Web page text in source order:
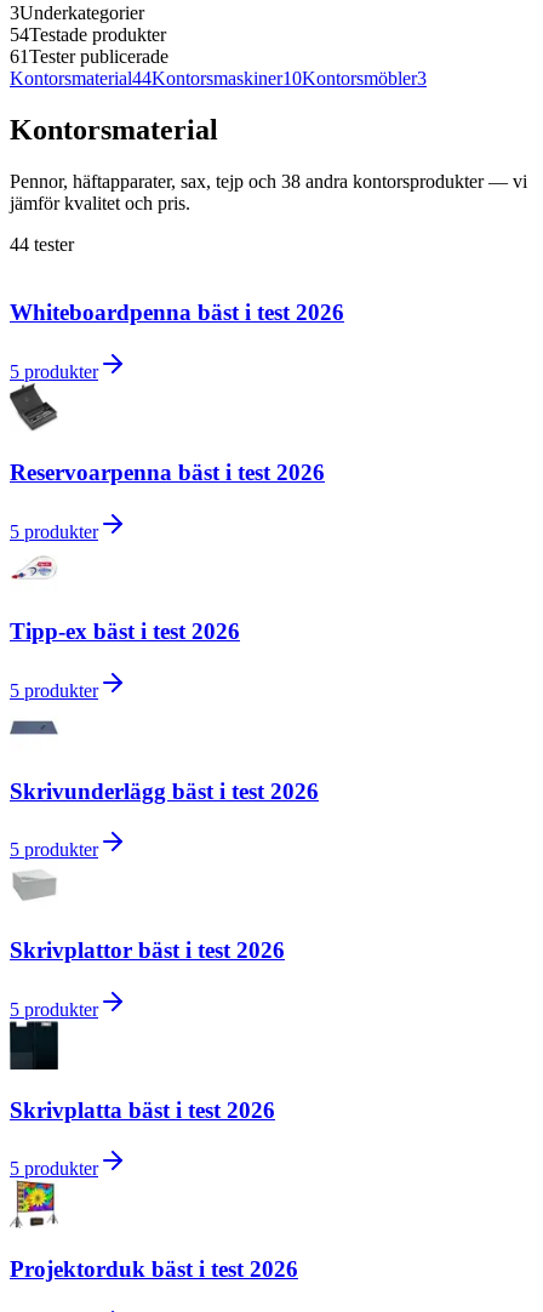
3Underkategorier
54Testade produkter
61Tester publicerade
Kontorsmaterial44Kontorsmaskiner10Kontorsmöbler3
Kontorsmaterial
Pennor, häftapparater, sax, tejp och 38 andra kontorsprodukter — vi
jämför kvalitet och pris.
44 tester
Whiteboardpenna bäst i test 2026
5 produkter
Reservoarpenna bäst i test 2026
5 produkter
Tipp-ex bäst i test 2026
5 produkter
Skrivunderlägg bäst i test 2026
5 produkter
Skrivplattor bäst i test 2026
5 produkter
Skrivplatta bäst i test 2026
5 produkter
Projektorduk bäst i test 2026